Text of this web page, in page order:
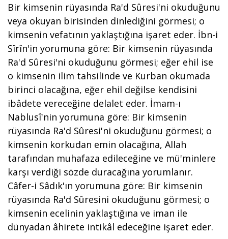
Bir kimsenin rüyasında Ra'd Sûresi'ni okuduğunu
veya okuyan birisinden dinlediğini görmesi; o
kimsenin vefatının yaklaştığına işaret eder. İbn-i
Sîrîn'in yorumuna göre: Bir kimsenin rüyasında
Ra'd Sûresi'ni okuduğunu görmesi; eğer ehil ise
o kimsenin ilim tahsilinde ve Kurban okumada
birinci olacağına, eğer ehil değilse kendisini
ibâdete vereceğine delalet eder. İmam-ı
Nablusî'nin yorumuna göre: Bir kimsenin
rüyasında Ra'd Sûresi'ni okuduğunu görmesi; o
kimsenin korkudan emin olacağına, Allah
tarafından muhafaza edileceğine ve mü'minlere
karşı verdiği sözde duracağına yorumlanır.
Câfer-i Sâdık'ın yorumuna göre: Bir kimsenin
rüyasında Ra'd Sûresini okuduğunu görmesi; o
kimsenin ecelinin yaklaştığına ve iman ile
dünyadan âhirete intikâl edeceğine işaret eder.